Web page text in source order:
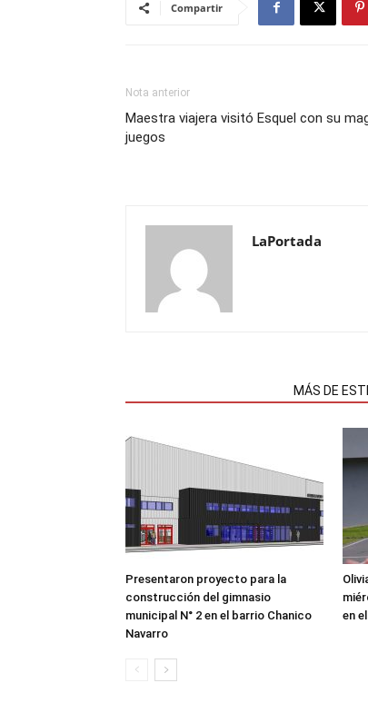
Compartir
Nota anterior
Maestra viajera visitó Esquel con su
juegos
LaPortada
MÁS DE
Presentaron proyecto para la
construcción del gimnasio
municipal N° 2 en el barrio Chanico
Navarro
en